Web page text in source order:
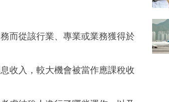
而從該行業、專業或業務獲得於
收入，較大機會被當作應課稅收